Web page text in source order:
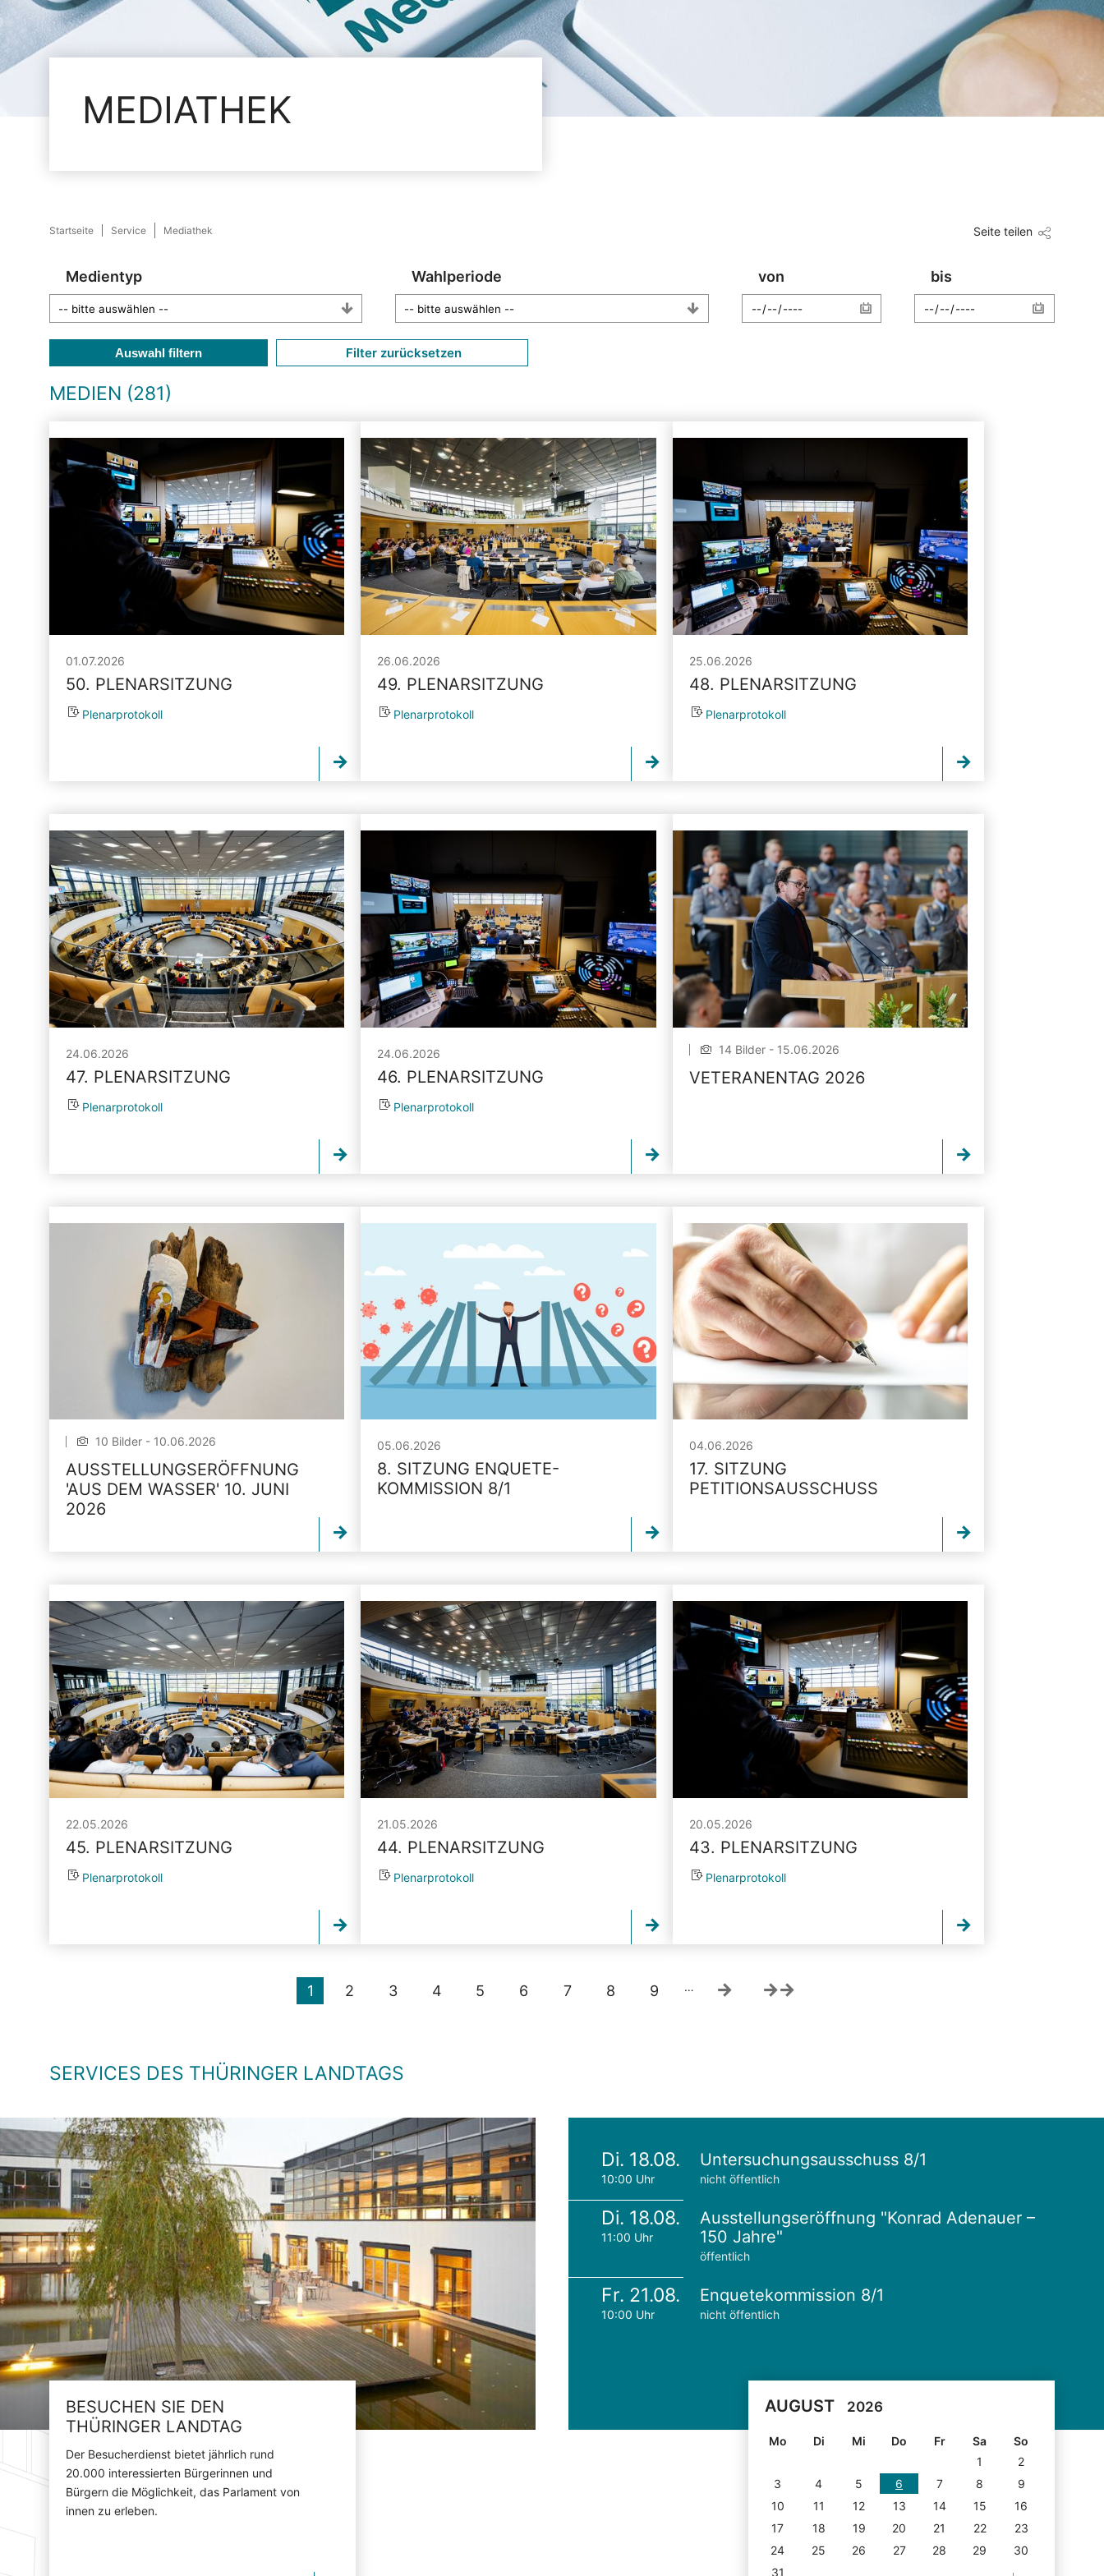
MEDIATHEK
Startseite Service Mediathek Seite teilen
Medientyp Wahlperiode von bis
Auswahl filtern Filter zurücksetzen
MEDIEN (281)
01.07.2026
50. PLENARSITZUNG
Plenarprotokoll
26.06.2026
49. PLENARSITZUNG
Plenarprotokoll
25.06.2026
48. PLENARSITZUNG
Plenarprotokoll
24.06.2026
47. PLENARSITZUNG
Plenarprotokoll
24.06.2026
46. PLENARSITZUNG
Plenarprotokoll
14 Bilder - 15.06.2026
VETERANENTAG 2026
10 Bilder - 10.06.2026
AUSSTELLUNGSERÖFFNUNG
'AUS DEM WASSER' 10. JUNI
2026
05.06.2026
8. SITZUNG ENQUETE-
KOMMISSION 8/1
04.06.2026
17. SITZUNG
PETITIONSAUSSCHUSS
22.05.2026
45. PLENARSITZUNG
Plenarprotokoll
21.05.2026
44. PLENARSITZUNG
Plenarprotokoll
20.05.2026
43. PLENARSITZUNG
Plenarprotokoll
1 2 3 4 5 6 7 8 9 …
SERVICES DES THÜRINGER LANDTAGS
BESUCHEN SIE DEN
THÜRINGER LANDTAG
Der Besucherdienst bietet jährlich rund
20.000 interessierten Bürgerinnen und
Bürgern die Möglichkeit, das Parlament von
innen zu erleben.
Di. 18.08.
10:00 Uhr
Untersuchungsausschuss 8/1
nicht öffentlich
Di. 18.08.
11:00 Uhr
Ausstellungseröffnung "Konrad Adenauer –
150 Jahre"
öffentlich
Fr. 21.08.
10:00 Uhr
Enquetekommission 8/1
nicht öffentlich
AUGUST 2026
Mo Di Mi Do Fr Sa
So
1
2
3
4 5 6 7 8
9
10
11 12 13 14 15
16
17
18 19 20 21 22
23
24
25 26 27 28 29
30
31